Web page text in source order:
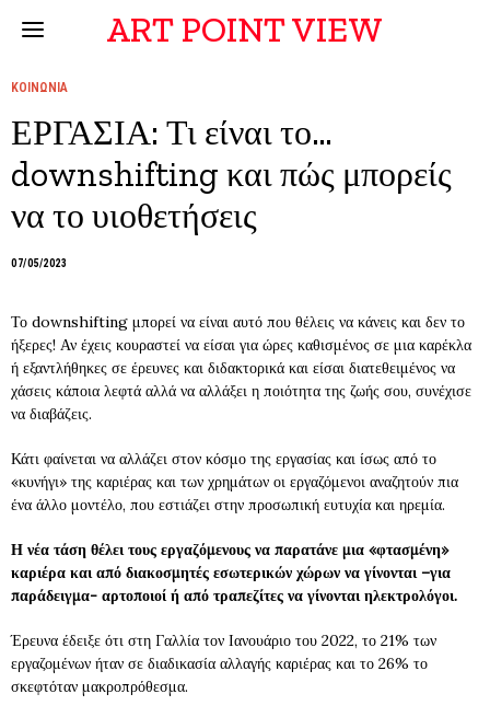
ART POINT VIEW
ΚΟΙΝΩΝΙΑ
ΕΡΓΑΣΙΑ: Τι είναι το…
downshifting και πώς μπορείς
να το υιοθετήσεις
07/05/2023
Το downshifting μπορεί να είναι αυτό που θέλεις να κάνεις και δεν το
ήξερες! Αν έχεις κουραστεί να είσαι για ώρες καθισμένος σε μια καρέκλα
ή εξαντλήθηκες σε έρευνες και διδακτορικά και είσαι διατεθειμένος να
χάσεις κάποια λεφτά αλλά να αλλάξει η ποιότητα της ζωής σου, συνέχισε
να διαβάζεις.
Κάτι φαίνεται να αλλάζει στον κόσμο της εργασίας και ίσως από το
«κυνήγι» της καριέρας και των χρημάτων οι εργαζόμενοι αναζητούν πια
ένα άλλο μοντέλο, που εστιάζει στην προσωπική ευτυχία και ηρεμία.
Η νέα τάση θέλει τους εργαζόμενους να παρατάνε μια «φτασμένη»
καριέρα και από διακοσμητές εσωτερικών χώρων να γίνονται –για
παράδειγμα- αρτοποιοί ή από τραπεζίτες να γίνονται ηλεκτρολόγοι.
Έρευνα έδειξε ότι στη Γαλλία τον Ιανουάριο του 2022, το 21% των
εργαζομένων ήταν σε διαδικασία αλλαγής καριέρας και το 26% το
σκεφτόταν μακροπρόθεσμα.